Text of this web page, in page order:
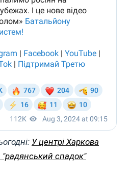
У центрі Харкова
спадок"